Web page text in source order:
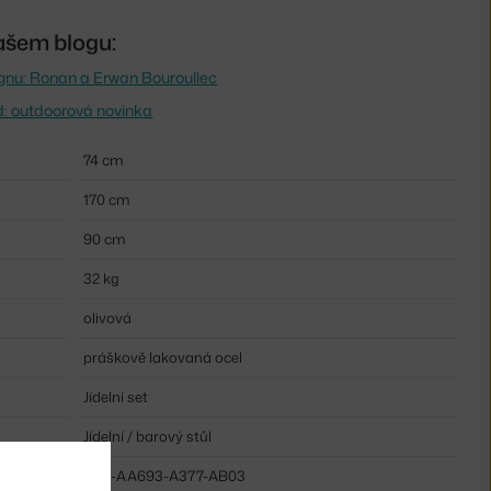
blogu:
Ronan a Erwan Bouroullec
outdoorová novinka
74 cm
170 cm
90 cm
32 kg
olivová
práškově lakovaná ocel
Jídelní set
Jídelní / barový stůl
HAY-AA693-A377-AB03